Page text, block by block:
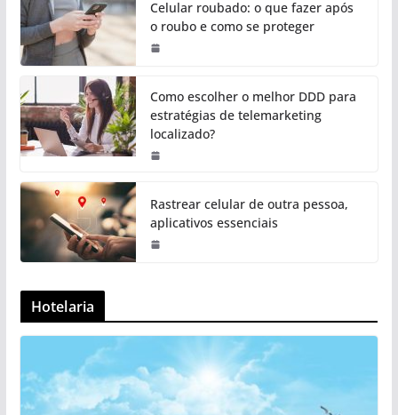
Celular roubado: o que fazer após
o roubo e como se proteger
Como escolher o melhor DDD para
estratégias de telemarketing
localizado?
Rastrear celular de outra pessoa,
aplicativos essenciais
Hotelaria